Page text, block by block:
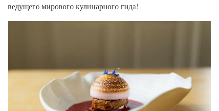
ведущего мирового кулинарного гида!